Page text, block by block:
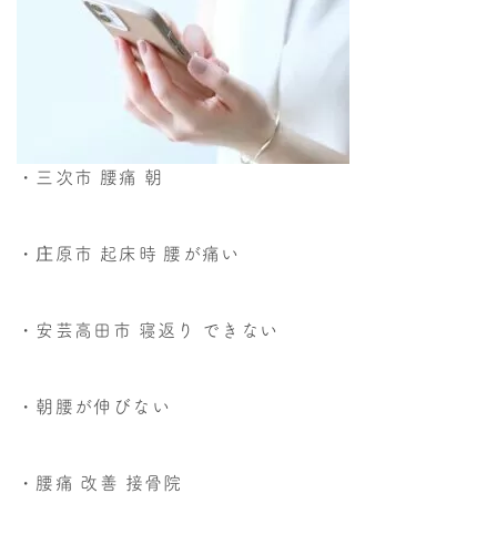
・三次市 腰痛 朝
・庄原市 起床時 腰が痛い
・安芸高田市 寝返り できない
・朝腰が伸びない
・腰痛 改善 接骨院